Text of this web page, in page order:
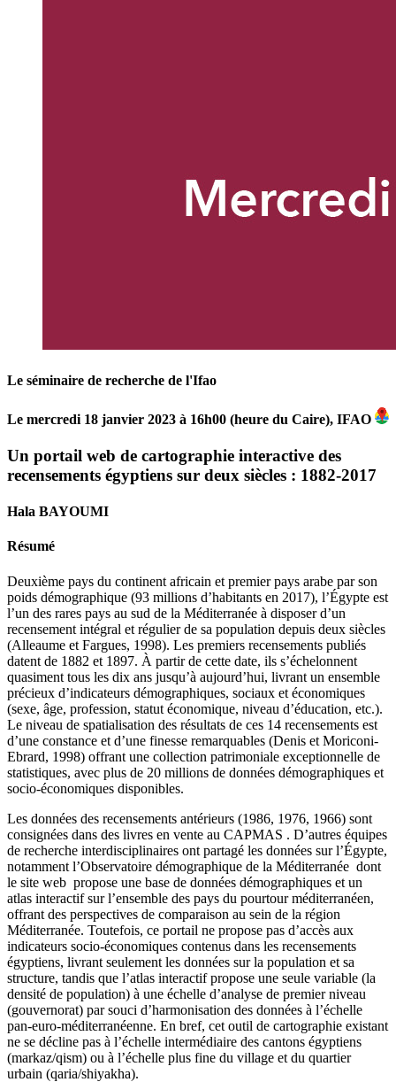
Le séminaire de recherche de l'Ifao
Le mercredi 18 janvier 2023 à 16h00 (heure du Caire), IFAO
Un portail web de cartographie interactive des
recensements égyptiens sur deux siècles : 1882-2017
Hala BAYOUMI
Résumé
Deuxième pays du continent africain et premier pays arabe par son
poids démographique (93 millions d’habitants en 2017), l’Égypte est
l’un des rares pays au sud de la Méditerranée à disposer d’un
recensement intégral et régulier de sa population depuis deux siècles
(Alleaume et Fargues, 1998). Les premiers recensements publiés
datent de 1882 et 1897. À partir de cette date, ils s’échelonnent
quasiment tous les dix ans jusqu’à aujourd’hui, livrant un ensemble
précieux d’indicateurs démographiques, sociaux et économiques
(sexe, âge, profession, statut économique, niveau d’éducation, etc.).
Le niveau de spatialisation des résultats de ces 14 recensements est
d’une constance et d’une finesse remarquables (Denis et Moriconi-
Ebrard, 1998) offrant une collection patrimoniale exceptionnelle de
statistiques, avec plus de 20 millions de données démographiques et
socio-économiques disponibles.
Les données des recensements antérieurs (1986, 1976, 1966) sont
consignées dans des livres en vente au CAPMAS . D’autres équipes
de recherche interdisciplinaires ont partagé les données sur l’Égypte,
notamment l’Observatoire démographique de la Méditerranée dont
le site web propose une base de données démographiques et un
atlas interactif sur l’ensemble des pays du pourtour méditerranéen,
offrant des perspectives de comparaison au sein de la région
Méditerranée. Toutefois, ce portail ne propose pas d’accès aux
indicateurs socio-économiques contenus dans les recensements
égyptiens, livrant seulement les données sur la population et sa
structure, tandis que l’atlas interactif propose une seule variable (la
densité de population) à une échelle d’analyse de premier niveau
(gouvernorat) par souci d’harmonisation des données à l’échelle
pan-euro-méditerranéenne. En bref, cet outil de cartographie existant
ne se décline pas à l’échelle intermédiaire des cantons égyptiens
(markaz/qism) ou à l’échelle plus fine du village et du quartier
urbain (qaria/shiyakha).